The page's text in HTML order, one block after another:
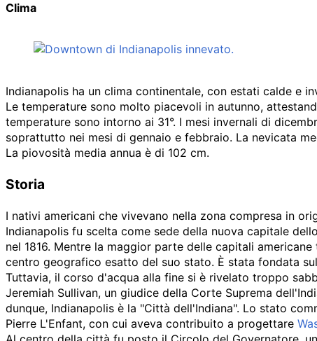
Clima
Indianapolis ha un clima continentale, con estati calde e
Le temperature sono molto piacevoli in autunno,
temperature sono intorno ai 31°. I mesi invernali di
soprattutto nei mesi di gennaio e febbraio. La nevicata
La piovosità media annua è di 102 cm.
Storia
I nativi americani che vivevano nella zona compresa in
Indianapolis fu scelta come sede della nuova capitale
nel 1816. Mentre la maggior parte delle capitali
centro geografico esatto del suo stato. È stata fondata
Tuttavia, il corso d'acqua alla fine si è rivelato troppo
Jeremiah Sullivan, un giudice della Corte Suprema
dunque, Indianapolis è la "Città dell'Indiana". Lo stato
Pierre L'Enfant, con cui aveva contribuito a progettare